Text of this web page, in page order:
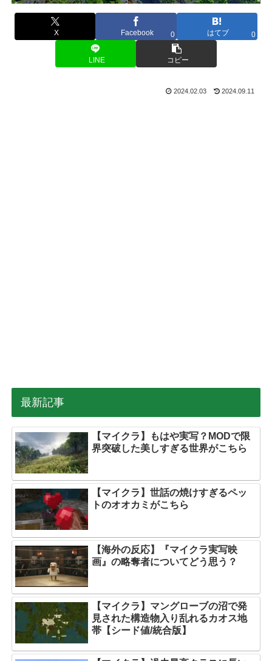
X Facebook 0 はてブ 0
LINE コピー
2024.02.03 2024.09.11
最新記事
【マイクラ】もはや実写？MODで限
界突破した美しすぎる世界がこちら
【マイクラ】世話の焼けすぎるペッ
トのオオカミがこちら
【海外の反応】『マイクラ実写映
画』の略奪者についてどう思う？
【マイクラ】マングローブの沼で発
見された構造物入り乱れるカオス地
帯【シード値/統合版】